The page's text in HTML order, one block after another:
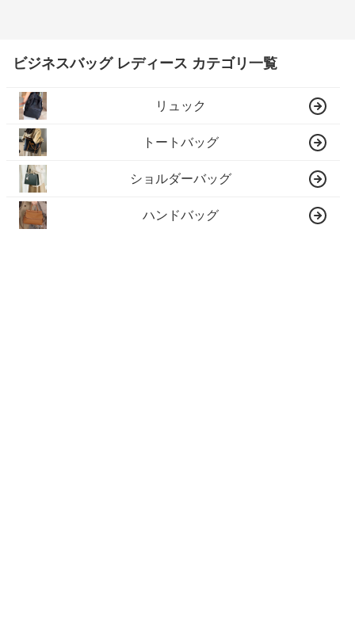
ビジネスバッグ レディース カテゴリ一覧
リュック
トートバッグ
ショルダーバッグ
ハンドバッグ